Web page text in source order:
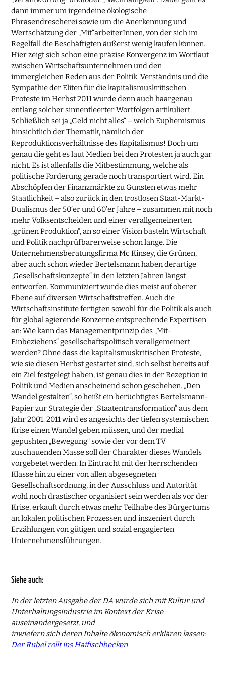
dann immer um irgendeine ökologische
Phrasendrescherei sowie um die Anerkennung und
Wertschätzung der „Mit“arbeiterInnen, von der sich im
Regelfall die Beschäftigten äußerst wenig kaufen können.
Hier zeigt sich schon eine präzise Konvergenz im Wortlaut
zwischen Wirtschaftsunternehmen und den
immergleichen Reden aus der Politik. Verständnis und die
Sympathie der Eliten für die kapitalismuskritischen
Proteste im Herbst 2011 wurde denn auch haargenau
entlang solcher sinnentleerter Wortfolgen artikuliert.
Schließlich sei ja „Geld nicht alles“ – welch Euphemismus
hinsichtlich der Thematik, nämlich der
Reproduktionsverhältnisse des Kapitalismus! Doch um
genau die geht es laut Medien bei den Protesten ja auch gar
nicht. Es ist allenfalls die Mitbestimmung, welche als
politische Forderung gerade noch transportiert wird. Ein
Abschöpfen der Finanzmärkte zu Gunsten etwas mehr
Staatlichkeit – also zurück in den trostlosen Staat-Markt-
Dualismus der 50’er und 60’er Jahre – zusammen mit noch
mehr Volksentscheiden und einer verallgemeinerten
„grünen Produktion“, an so einer Vision basteln Wirtschaft
und Politik nachprüfbarerweise schon lange. Die
Unternehmensberatungsfirma Mc Kinsey, die Grünen,
aber auch schon wieder Bertelsmann haben derartige
„Gesellschaftskonzepte“ in den letzten Jahren längst
entworfen. Kommuniziert wurde dies meist auf oberer
Ebene auf diversen Wirtschaftstreffen. Auch die
Wirtschaftsinstitute fertigten sowohl für die Politik als auch
für global agierende Konzerne entsprechende Expertisen
an: Wie kann das Managementprinzip des „Mit-
Einbeziehens“ gesellschaftspolitisch verallgemeinert
werden? Ohne dass die kapitalismuskritischen Proteste,
wie sie diesen Herbst gestartet sind, sich selbst bereits auf
ein Ziel festgelegt haben, ist genau dies in der Rezeption in
Politik und Medien anscheinend schon geschehen. „Den
Wandel gestalten“, so heißt ein berüchtigtes Bertelsmann-
Papier zur Strategie der „Staatentransformation“ aus dem
Jahr 2001. 2011 wird es angesichts der tiefen systemischen
Krise einen Wandel geben müssen, und der medial
gepushten „Bewegung“ sowie der vor dem TV
zuschauenden Masse soll der Charakter dieses Wandels
vorgebetet werden: In Eintracht mit der herrschenden
Klasse hin zu einer von allen abgesegneten
Gesellschaftsordnung, in der Ausschluss und Autorität
wohl noch drastischer organisiert sein werden als vor der
Krise, erkauft durch etwas mehr Teilhabe des Bürgertums
an lokalen politischen Prozessen und inszeniert durch
Erzählungen von gütigen und sozial engagierten
Unternehmensführungen.
Siehe auch:
In der letzten Ausgabe der DA wurde sich mit Kultur und
Unterhaltungsindustrie im Kontext der Krise
auseinandergesetzt, und
inwiefern sich deren Inhalte ökonomisch erklären lassen:
Der Rubel rollt ins Haifischbecken